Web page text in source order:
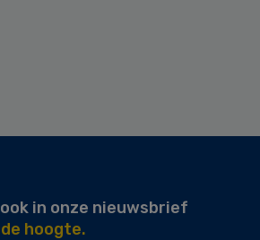
in onze nieuwsbrief
hoogte.